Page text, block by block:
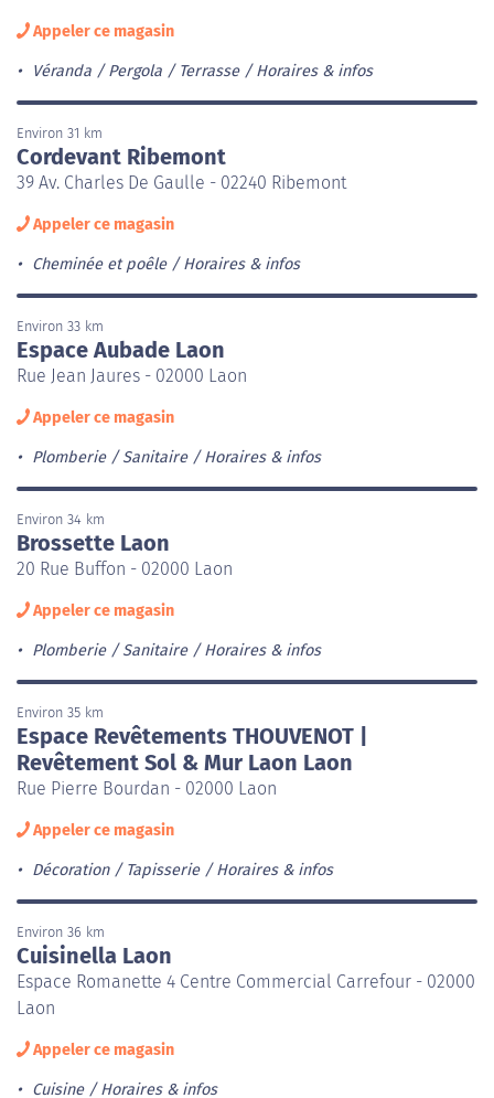
Appeler ce magasin
Véranda / Pergola / Terrasse Horaires & infos
Environ 31 km
Cordevant Ribemont
39 Av. Charles De Gaulle - 02240 Ribemont
Appeler ce magasin
Cheminée et poêle Horaires & infos
Environ 33 km
Espace Aubade Laon
Rue Jean Jaures - 02000 Laon
Appeler ce magasin
Plomberie / Sanitaire Horaires & infos
Environ 34 km
Brossette Laon
20 Rue Buffon - 02000 Laon
Appeler ce magasin
Plomberie / Sanitaire Horaires & infos
Environ 35 km
Espace Revêtements THOUVENOT |
Revêtement Sol & Mur Laon Laon
Rue Pierre Bourdan - 02000 Laon
Appeler ce magasin
Décoration / Tapisserie Horaires & infos
Environ 36 km
Cuisinella Laon
Espace Romanette 4 Centre Commercial Carrefour - 02000
Laon
Appeler ce magasin
Cuisine Horaires & infos